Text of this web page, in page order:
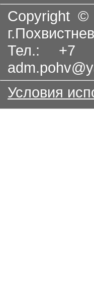
Copyright ©
Тел.: +7
Условия